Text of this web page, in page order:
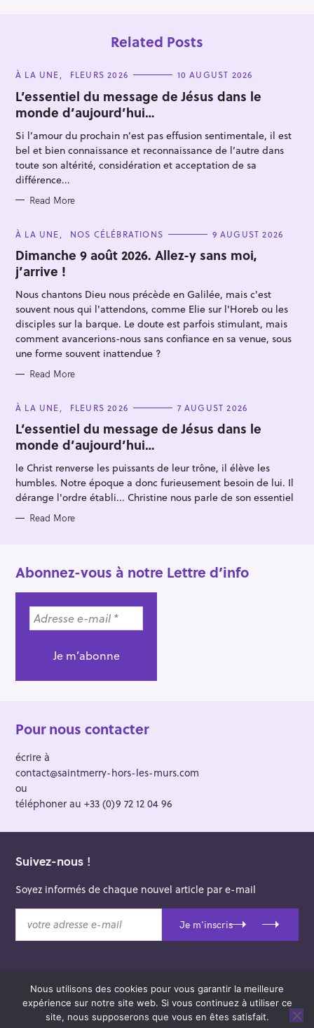
Related Posts
C
T
E
G
O
I
E
S
À LA UNE FLEURS 2026 10 AUGUST 2026
L’essentiel du message de Jésus dans le
monde d’aujourd’hui…
Si l’amour du prochain n’est pas effusion sentimentale, il est
bel et bien connaissance et reconnaissance de l’autre dans
toute son altérité, considération et acceptation de sa
différence...
Read More
C
T
E
G
O
R
I
E
S
À LA UNE NOS CÉLÉBRATIONS 9 AUGUST 2026
Dimanche 9 août 2026. Allez-y sans moi,
j’arrive !
Nous chantons Dieu nous précède en Galilée, mais c'est
souvent nous qui l'attendons, comme Elie sur l'Horeb ou les
disciples sur la barque. Le doute est parfois stimulant, mais
comment avancerions-nous sans confiance en sa venue, sous
une forme souvent inattendue ?
Read More
C
T
E
G
O
R
I
E
S
À LA UNE FLEURS 2026 7 AUGUST 2026
L’essentiel du message de Jésus dans le
monde d’aujourd’hui…
le Christ renverse les puissants de leur trône, il élève les
humbles. Notre époque a donc furieusement besoin de lui. Il
dérange l'ordre établi... Christine nous parle de son essentiel
Read More
Abonnez-vous à notre Lettre d’info
Pour nous contacter
écrire à
contact@saintmerry-hors-les-murs.com
ou
téléphoner au +33 (0)9 72 12 04 96
Suivez-nous !
Soyez informés de chaque nouvel article par e-mail
t
Je m'inscris
© 2026 Saint-Merry Hors-les-Murs.
Theme: Felt byPixelgrade.
Nous utilisons des cookies pour vous garantir la meilleure
expérience sur notre site web. Si vous continuez à utiliser ce
site, nous supposerons que vous en êtes satisfait.